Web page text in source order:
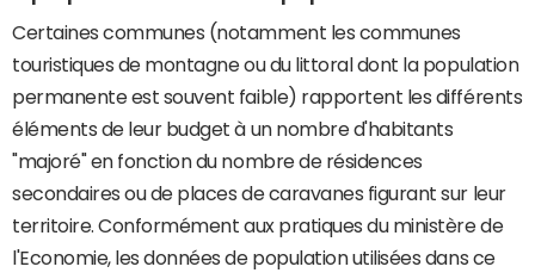
Certaines communes (notamment les communes
touristiques de montagne ou du littoral dont la population
permanente est souvent faible) rapportent les différents
éléments de leur budget à un nombre d'habitants
"majoré" en fonction du nombre de résidences
secondaires ou de places de caravanes figurant sur leur
territoire. Conformément aux pratiques du ministère de
l'Economie, les données de population utilisées dans ce